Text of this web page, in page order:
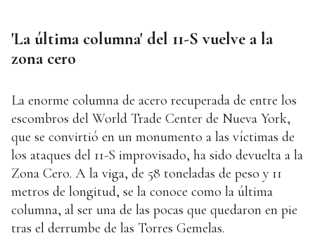
'La última columna' del 11-S vuelve a la
zona cero
La enorme columna de acero recuperada de entre los
escombros del World Trade Center de Nueva York,
que se convirtió en un monumento a las víctimas de
los ataques del 11-S improvisado, ha sido devuelta a la
Zona Cero. A la viga, de 58 toneladas de peso y 11
metros de longitud, se la conoce como la última
columna, al ser una de las pocas que quedaron en pie
tras el derrumbe de las Torres Gemelas.